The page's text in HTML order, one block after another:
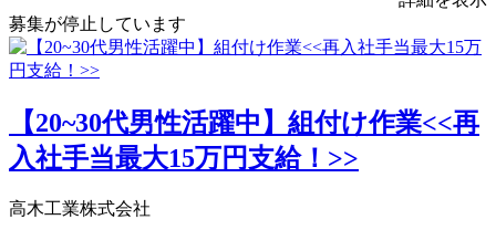
募集が停止しています
【20~30代男性活躍中】組付け作業<<再
入社手当最大15万円支給！>>
高木工業株式会社